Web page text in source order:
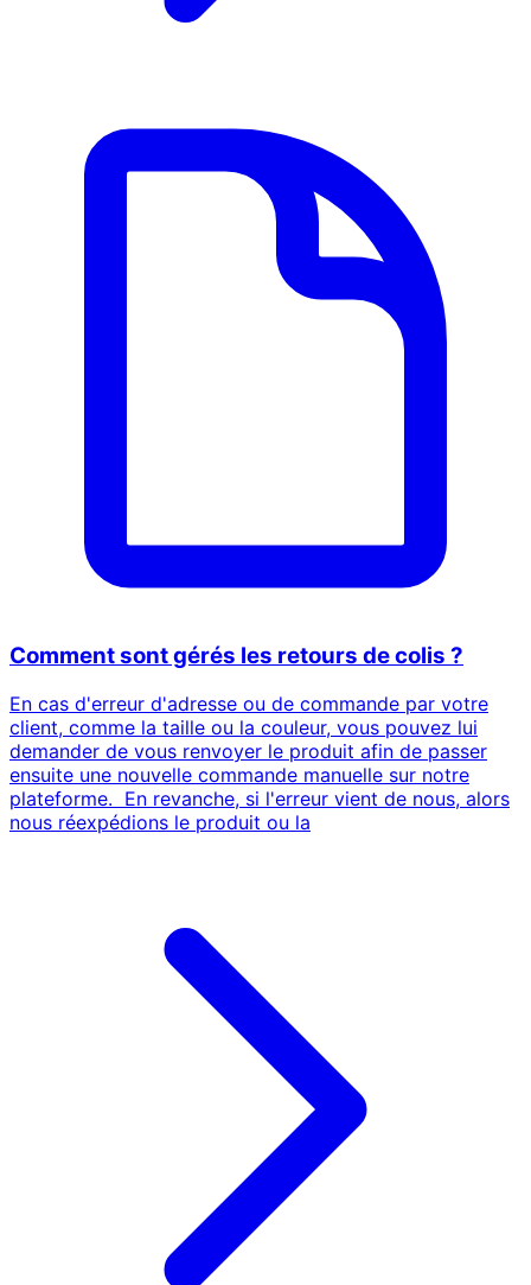
Comment sont gérés les retours de colis ?
En cas d'erreur d'adresse ou de commande par votre
client, comme la taille ou la couleur, vous pouvez lui
demander de vous renvoyer le produit afin de passer
ensuite une nouvelle commande manuelle sur notre
plateforme. En revanche, si l'erreur vient de nous, alors
nous réexpédions le produit ou la